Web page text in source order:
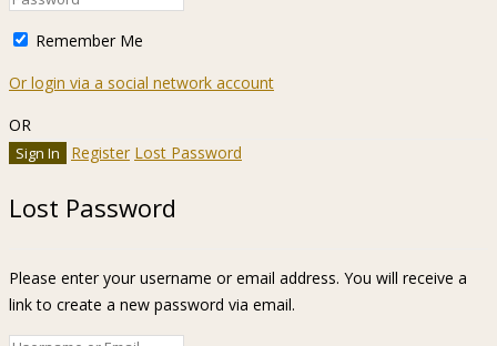
Remember Me
Or login via a social network account
OR
Register Lost Password
Lost Password
Please enter your username or email address. You will receive a
link to create a new password via email.